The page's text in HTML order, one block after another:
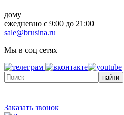
дому
ежедневно с 9:00 до 21:00
sale@brusina.ru
Мы в соц сетях
найти
Заказать звонок